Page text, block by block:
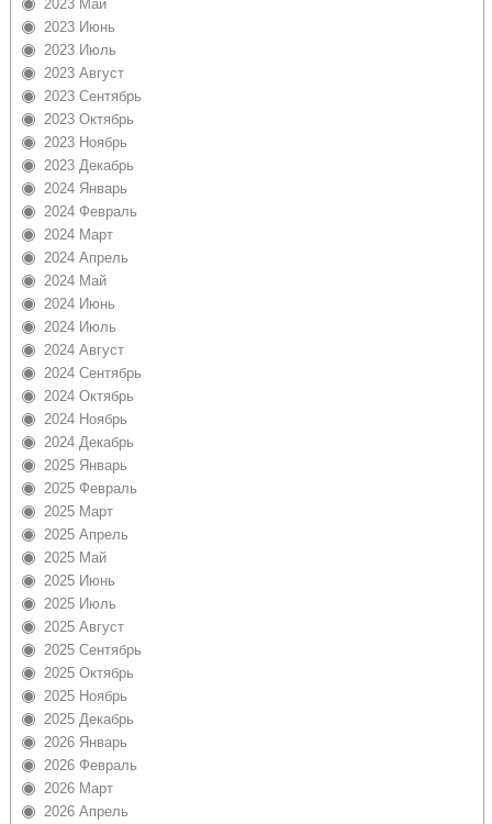
2023 Май
2023 Июнь
2023 Июль
2023 Август
2023 Сентябрь
2023 Октябрь
2023 Ноябрь
2023 Декабрь
2024 Январь
2024 Февраль
2024 Март
2024 Апрель
2024 Май
2024 Июнь
2024 Июль
2024 Август
2024 Сентябрь
2024 Октябрь
2024 Ноябрь
2024 Декабрь
2025 Январь
2025 Февраль
2025 Март
2025 Апрель
2025 Май
2025 Июнь
2025 Июль
2025 Август
2025 Сентябрь
2025 Октябрь
2025 Ноябрь
2025 Декабрь
2026 Январь
2026 Февраль
2026 Март
2026 Апрель